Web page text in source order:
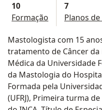
10
Formação
7
Planos
Mastologista com 15
Médica da Universidade
da Mastologia do
Formada pela
(UFRJ), Primeira turma de